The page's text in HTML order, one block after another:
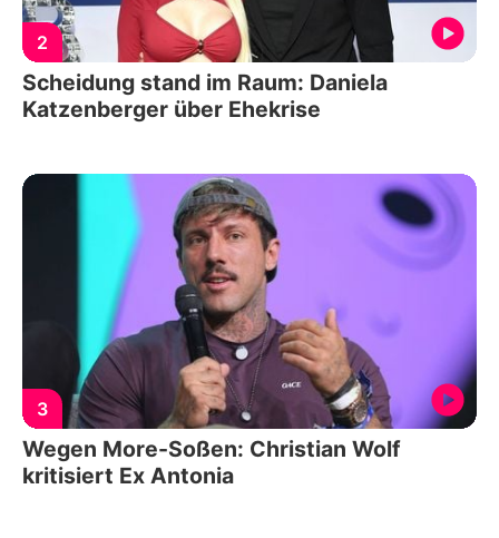
2
Scheidung stand im Raum: Daniela
Katzenberger über Ehekrise
3
Wegen More-Soßen: Christian Wolf
kritisiert Ex Antonia